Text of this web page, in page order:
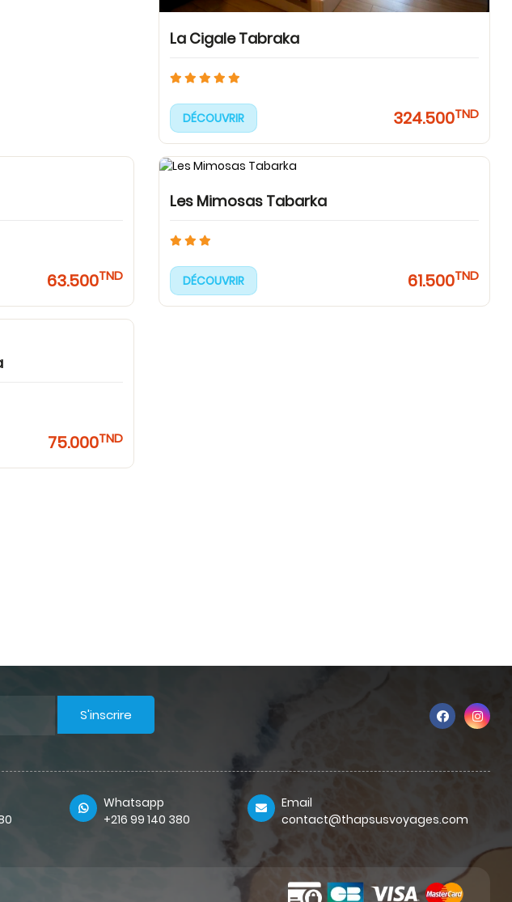
La Cigale Tabraka
DÉCOUVRIR 324.500TND
63.500TND
Les Mimosas Tabarka
DÉCOUVRIR 61.500TND
75.000TND
S'inscrire
Whatsapp
+216 99 140 380
Email
contact@thapsusvoyages.com